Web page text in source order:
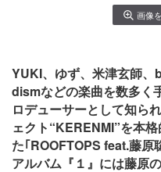
画像
YUKI、ゆず、米津玄師
dismなどの楽曲を数多く
ロデューサーとして知ら
ェクト“KERENMI”を本
た｢ROOFTOPS feat.藤
アルバム『１』には藤原